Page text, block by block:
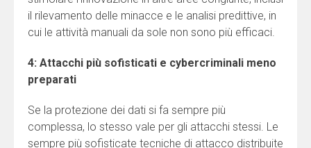
il rilevamento delle minacce e le analisi predittive, in
cui le attività manuali da sole non sono più efficaci.
4: Attacchi più sofisticati e cybercriminali meno
preparati
Se la protezione dei dati si fa sempre più
complessa, lo stesso vale per gli attacchi stessi. Le
sempre più sofisticate tecniche di attacco distribuite